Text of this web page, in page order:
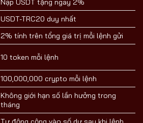
Nạp USDT tặng ngay 2%
USDT-TRC20 duy nhất
2% tính trên tổng giá trị mỗi lệnh gửi
10 token mỗi lệnh
100,000,000 crypto mỗi lệnh
Không giới hạn số lần hưởng trong
tháng